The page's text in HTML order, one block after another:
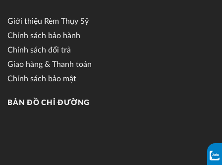
Giới thiệu Rèm Thụy Sỹ
Chính sách bảo hành
Chính sách đổi trả
Giao hàng & Thanh toán
Chính sách bảo mật
BẢN ĐỒ CHỈ ĐƯỜNG